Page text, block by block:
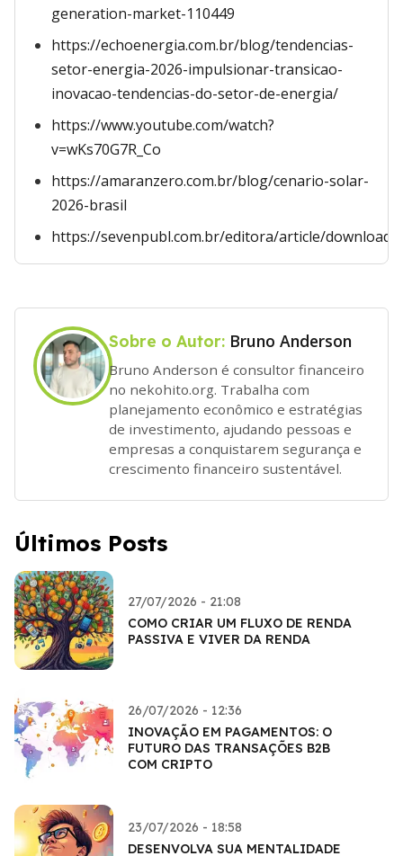
generation-market-110449
https://echoenergia.com.br/blog/tendencias-
setor-energia-2026-impulsionar-transicao-
inovacao-tendencias-do-setor-de-energia/
https://www.youtube.com/watch?
v=wKs70G7R_Co
https://amaranzero.com.br/blog/cenario-solar-
2026-brasil
https://sevenpubl.com.br/editora/article/download/
Sobre o Autor: Bruno Anderson
Bruno Anderson é consultor financeiro
no nekohito.org. Trabalha com
planejamento econômico e estratégias
de investimento, ajudando pessoas e
empresas a conquistarem segurança e
crescimento financeiro sustentável.
Últimos Posts
27/07/2026 - 21:08
COMO CRIAR UM FLUXO DE RENDA
PASSIVA E VIVER DA RENDA
26/07/2026 - 12:36
INOVAÇÃO EM PAGAMENTOS: O
FUTURO DAS TRANSAÇÕES B2B
COM CRIPTO
23/07/2026 - 18:58
DESENVOLVA SUA MENTALIDADE